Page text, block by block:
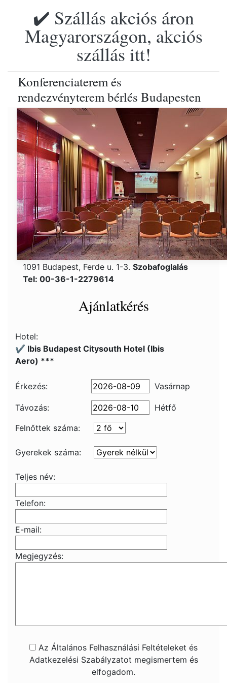
✔️ Szállás akciós áron
Magyarországon, akciós
szállás itt!
Konferenciaterem és
rendezvényterem bérlés Budapesten
1091 Budapest, Ferde u. 1-3. Szobafoglalás
Tel: 00-36-1-2279614
Ajánlatkérés
Hotel:
✔️ Ibis Budapest Citysouth Hotel (Ibis
Aero) ***
Érkezés: Vasárnap
Távozás:
Hétfő
Felnőttek száma:
Gyerekek száma:
Teljes név:
Telefon:
E-mail:
Megjegyzés:
Az Általános Felhasználási Feltételeket és
Adatkezelési Szabályzatot megismertem és
elfogadom.